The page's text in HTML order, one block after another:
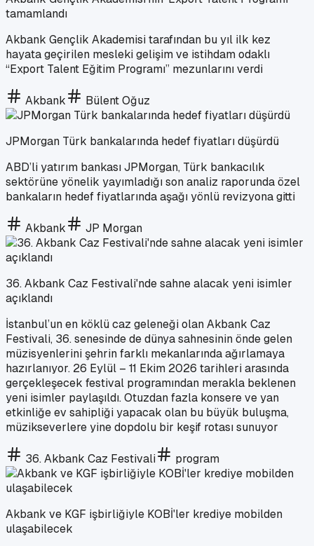
tamamlandı
Akbank Gençlik Akademisi tarafından bu yıl ilk kez
hayata geçirilen mesleki gelişim ve istihdam odaklı
“Export Talent Eğitim Programı” mezunlarını verdi
Akbank Bülent Oğuz
JPMorgan Türk bankalarında hedef fiyatları düşürdü
ABD’li yatırım bankası JPMorgan, Türk bankacılık
sektörüne yönelik yayımladığı son analiz raporunda özel
bankaların hedef fiyatlarında aşağı yönlü revizyona gitti
Akbank JP Morgan
36. Akbank Caz Festivali'nde sahne alacak yeni isimler
açıklandı
İstanbul’un en köklü caz geleneği olan Akbank Caz
Festivali, 36. senesinde de dünya sahnesinin önde gelen
müzisyenlerini şehrin farklı mekanlarında ağırlamaya
hazırlanıyor. 26 Eylül – 11 Ekim 2026 tarihleri arasında
gerçekleşecek festival programından merakla beklenen
yeni isimler paylaşıldı. Otuzdan fazla konsere ve yan
etkinliğe ev sahipliği yapacak olan bu büyük buluşma,
müzikseverlere yine dopdolu bir keşif rotası sunuyor
36. Akbank Caz Festivali program
Akbank ve KGF işbirliğiyle KOBİ'ler krediye mobilden
ulaşabilecek